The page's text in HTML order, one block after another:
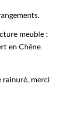
meuble :
en Chêne
rainuré, merci